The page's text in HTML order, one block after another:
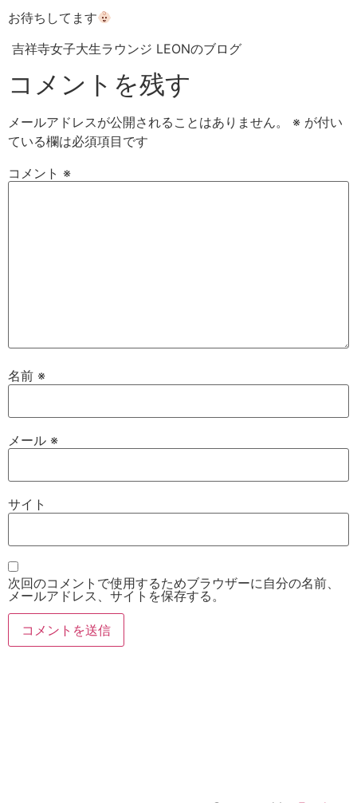
お待ちしてます
吉祥寺女子大生ラウンジ LEONのブログ
コメントを残す
メールアドレスが公開されることはありません。 ※ が付い
ている欄は必須項目です
コメント ※
名前 ※
メール ※
サイト
次回のコメントで使用するためブラウザーに自分の名前、
メールアドレス、サイトを保存する。